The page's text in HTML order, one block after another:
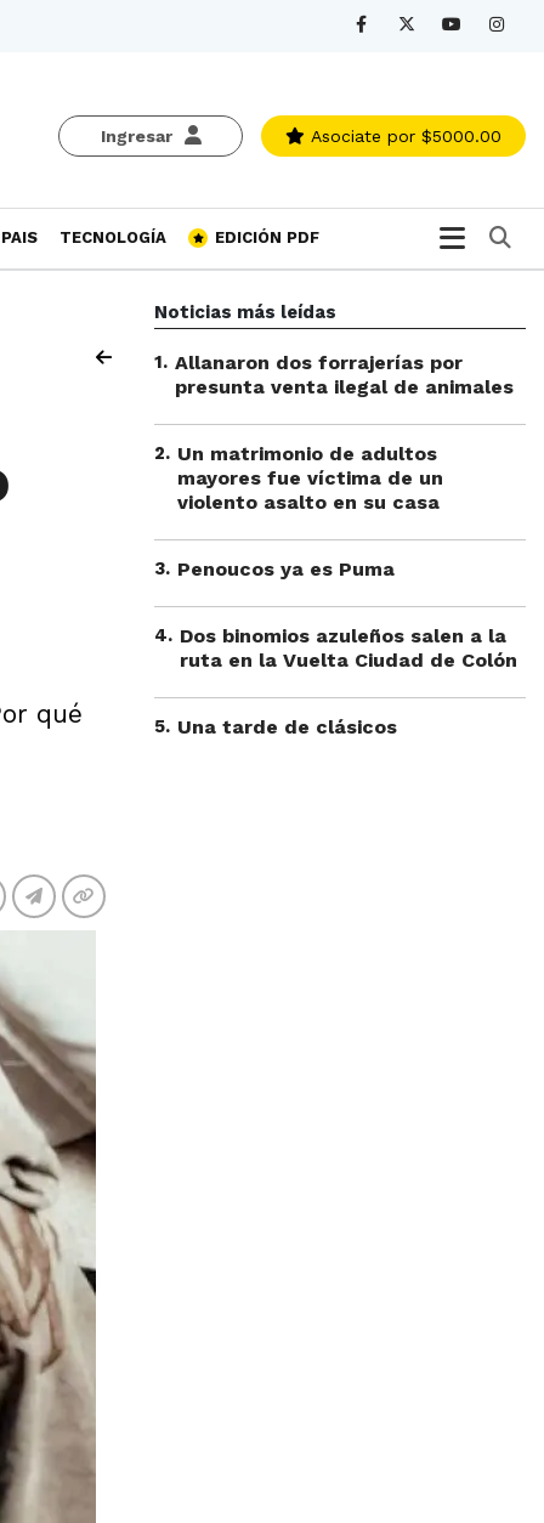
Ingresar Asociate por $5000.00
PAIS TECNOLOGÍA EDICIÓN PDF
qué
Noticias más leídas
1. Allanaron dos forrajerías por
presunta venta ilegal de animales
2. Un matrimonio de adultos
mayores fue víctima de un
violento asalto en su casa
3. Penoucos ya es Puma
4. Dos binomios azuleños salen a la
ruta en la Vuelta Ciudad de Colón
5. Una tarde de clásicos